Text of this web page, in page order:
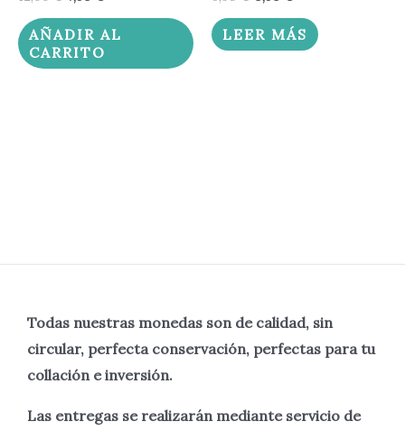
AÑADIR AL
CARRITO
LEER MÁS
Todas nuestras monedas son de calidad, sin
circular, perfecta conservación, perfectas para tu
collación e inversión.
Las entregas se realizarán mediante servicio de